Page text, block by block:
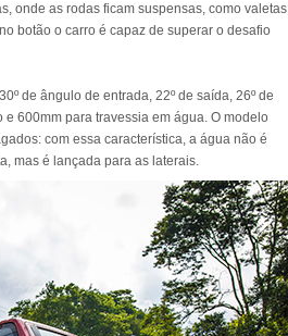
onde as rodas ficam suspensas, como valetas
botão o carro é capaz de superar o desafio
de ângulo de entrada, 22º de saída, 26º de
600mm para travessia em água. O modelo
com essa característica, a água não é
mas é lançada para as laterais.